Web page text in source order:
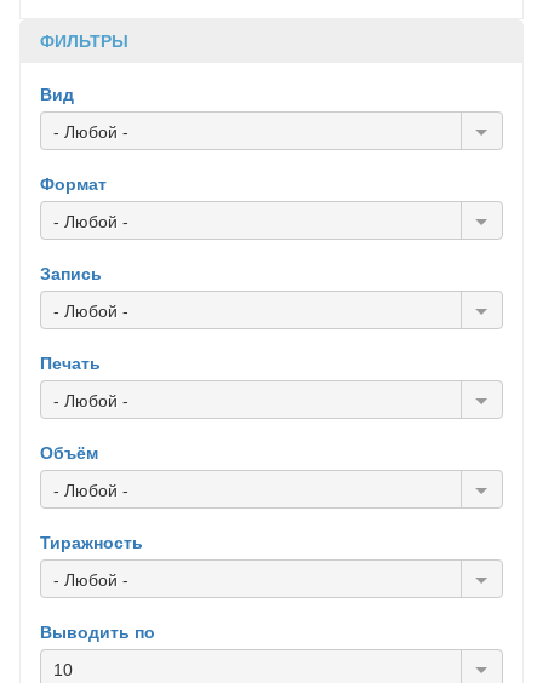
ФИЛЬТРЫ
Вид
- Любой -
Формат
- Любой -
Запись
- Любой -
Печать
- Любой -
Объём
- Любой -
Тиражность
- Любой -
Выводить по
10